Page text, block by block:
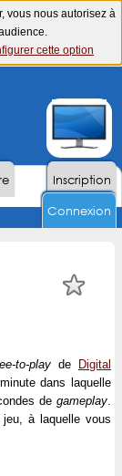
vous nous autorisez à
cette option
Inscription
Connexion
to-playde
Digital
dans laquelle
de gameplay.
à laquelle vous